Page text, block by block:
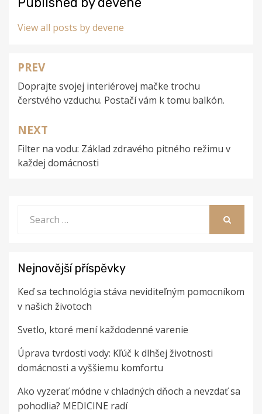
View all posts by devene
Navigace
pro
příspěvek
PREV
Doprajte svojej interiérovej mačke trochu
čerstvého vzduchu. Postačí vám k tomu balkón.
NEXT
Filter na vodu: Základ zdravého pitného režimu v
každej domácnosti
for:
Nejnovější příspěvky
Keď sa technológia stáva neviditeľným pomocníkom
v našich životoch
Svetlo, ktoré mení každodenné varenie
Úprava tvrdosti vody: Kľúč k dlhšej životnosti
domácnosti a vyššiemu komfortu
Ako vyzerať módne v chladných dňoch a nevzdať sa
pohodlia? MEDICINE radí